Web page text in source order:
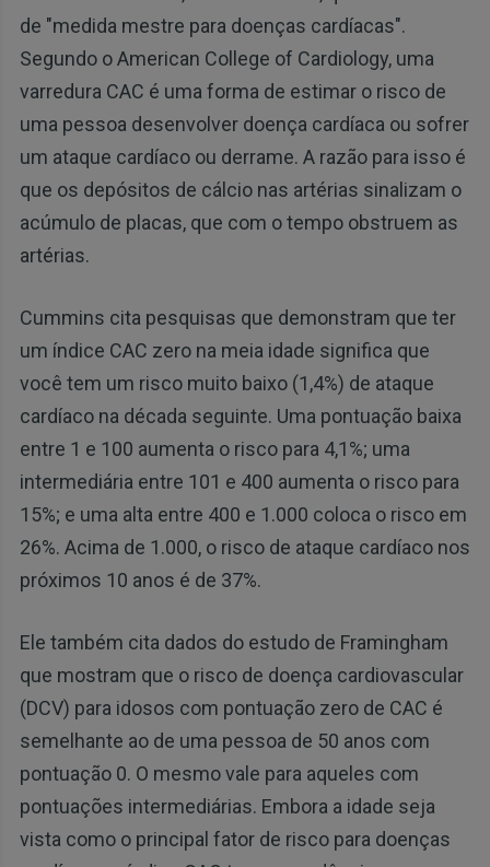
de "medida mestre para doenças cardíacas".
Segundo o American College of Cardiology, uma
varredura CAC é uma forma de estimar o risco de
uma pessoa desenvolver doença cardíaca ou sofrer
um ataque cardíaco ou derrame. A razão para isso é
que os depósitos de cálcio nas artérias sinalizam o
acúmulo de placas, que com o tempo obstruem as
artérias.
Cummins cita pesquisas que demonstram que ter
um índice CAC zero na meia idade significa que
você tem um risco muito baixo (1,4%) de ataque
cardíaco na década seguinte. Uma pontuação baixa
entre 1 e 100 aumenta o risco para 4,1%; uma
intermediária entre 101 e 400 aumenta o risco para
15%; e uma alta entre 400 e 1.000 coloca o risco em
26%. Acima de 1.000, o risco de ataque cardíaco nos
próximos 10 anos é de 37%.
Ele também cita dados do estudo de Framingham
que mostram que o risco de doença cardiovascular
(DCV) para idosos com pontuação zero de CAC é
semelhante ao de uma pessoa de 50 anos com
pontuação 0. O mesmo vale para aqueles com
pontuações intermediárias. Embora a idade seja
vista como o principal fator de risco para doenças